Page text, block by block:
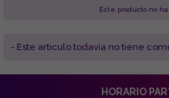
Este producto no
- Este articulo todavía no tiene
HORARIO